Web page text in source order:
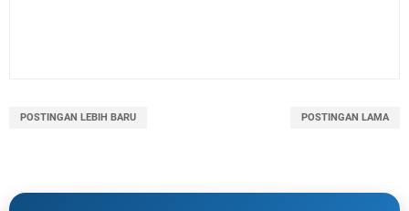
POSTINGAN LEBIH BARU POSTINGAN LAMA